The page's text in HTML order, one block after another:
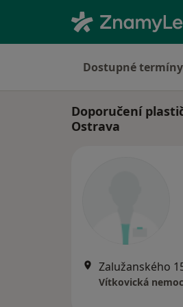
Dostupné termíny
Doporučení
Ostrava
Zalužanského
Vítkovická